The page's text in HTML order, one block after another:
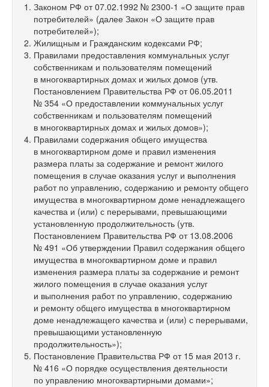
Законом РФ от 07.02.1992 № 2300-1 «О защите прав
потребителей» (далее Закон «О защите прав
потребителей»);
Жилищным и Гражданским кодексами РФ;
Правилами предоставления коммунальных услуг
собственникам и пользователям помещений
в многоквартирных домах и жилых домов (утв.
Постановлением Правительства РФ от 06.05.2011
№ 354 «О предоставлении коммунальных услуг
собственникам и пользователям помещений
в многоквартирных домах и жилых домов»);
Правилами содержания общего имущества
в многоквартирном доме и правил изменения
размера платы за содержание и ремонт жилого
помещения в случае оказания услуг и выполнения
работ по управлению, содержанию и ремонту общего
имущества в многоквартирном доме ненадлежащего
качества и (или) с перерывами, превышающими
установленную продолжительность (утв.
Постановлением Правительства РФ от 13.08.2006
№ 491 «Об утверждении Правил содержания общего
имущества в многоквартирном доме и правил
изменения размера платы за содержание и ремонт
жилого помещения в случае оказания услуг
и выполнения работ по управлению, содержанию
и ремонту общего имущества в многоквартирном
доме ненадлежащего качества и (или) с перерывами,
превышающими установленную
продолжительность»);
Постановление Правительства РФ от 15 мая 2013 г.
№ 416 «О порядке осуществления деятельности
по управлению многоквартирными домами»;